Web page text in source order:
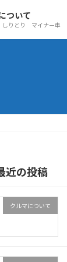
ついて
りとり マイナー車
近の投稿
クルマについて